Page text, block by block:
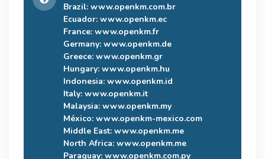
Brazil: www.openkm.com.br
Ecuador: www.openkm.ec
France: www.openkm.fr
Germany: www.openkm.de
Greece: www.openkm.gr
Hungary: www.openkm.hu
Indonesia: www.openkm.id
Italy: www.openkm.it
Malaysia: www.openkm.my
México: www.openkm-mexico.com
Middle East: www.openkm.me
North Africa: www.openkm.me
Paraguay: www.openkm.com.py